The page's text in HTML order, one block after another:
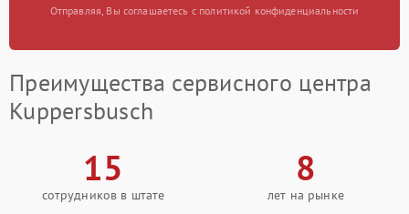
Отправляя, Вы соглашаетесь с политикой конфиденциальности
Преимущества сервисного центра
Kuppersbusch
15
сотрудников в штате
8
лет на рынке